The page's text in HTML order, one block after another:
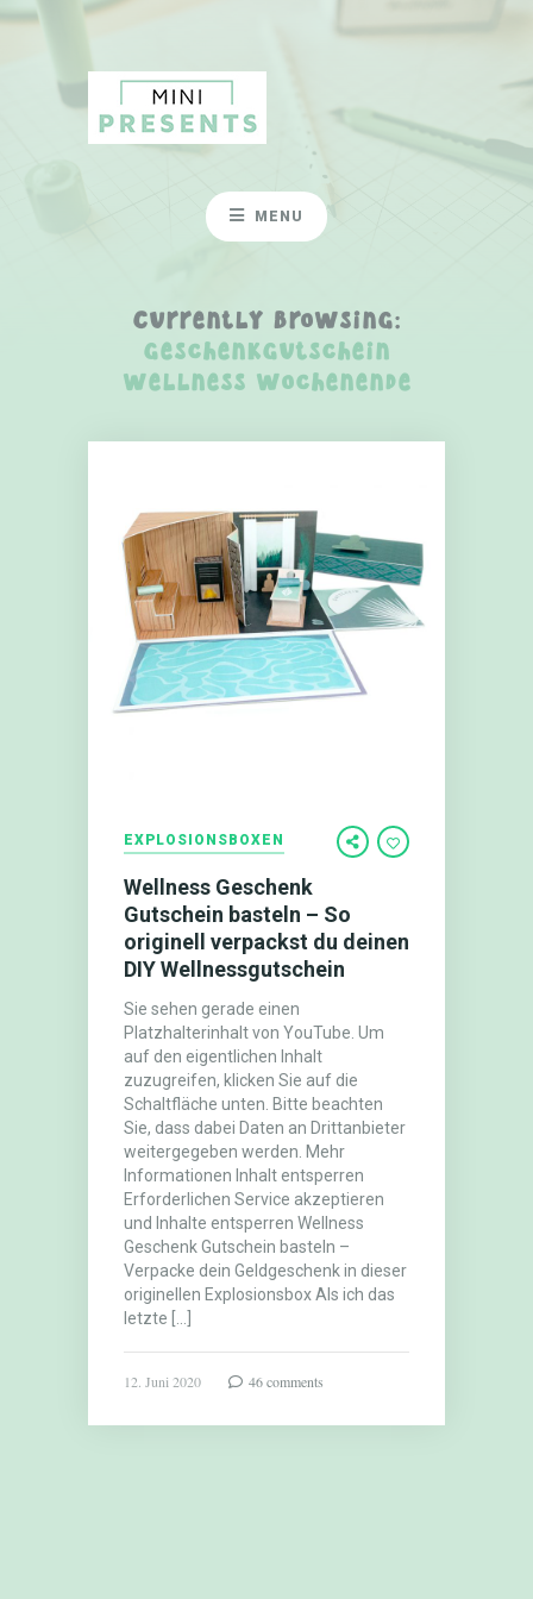
MENU
Currently Browsing:
geschenkgutschein
wellness wochenende
EXPLOSIONSBOXEN
Wellness Geschenk
Gutschein basteln – So
originell verpackst du deinen
DIY Wellnessgutschein
Sie sehen gerade einen
Platzhalterinhalt von YouTube. Um
auf den eigentlichen Inhalt
zuzugreifen, klicken Sie auf die
Schaltfläche unten. Bitte beachten
Sie, dass dabei Daten an Drittanbieter
weitergegeben werden. Mehr
Informationen Inhalt entsperren
Erforderlichen Service akzeptieren
und Inhalte entsperren Wellness
Geschenk Gutschein basteln –
Verpacke dein Geldgeschenk in dieser
originellen Explosionsbox Als ich das
letzte […]
12. Juni 2020 46 comments